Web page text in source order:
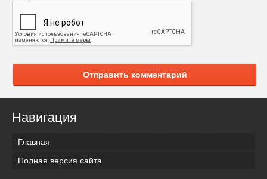
Отправить комментарий
Навигация
Главная
Полная версия сайта